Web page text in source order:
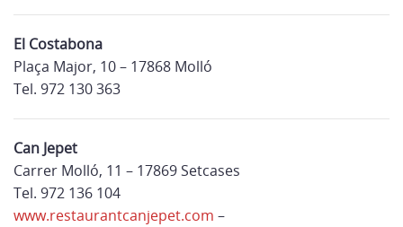
El Costabona
Plaça Major, 10 – 17868 Molló
Tel. 972 130 363
Can Jepet
Carrer Molló, 11 – 17869 Setcases
Tel. 972 136 104
www.restaurantcanjepet.com –